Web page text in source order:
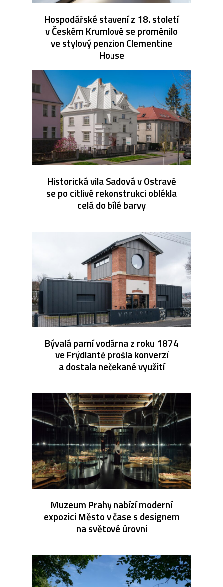
Hospodářské stavení z 18. století
v Českém Krumlově se proměnilo
ve stylový penzion Clementine
House
Historická vila Sadová v Ostravě
se po citlivé rekonstrukci oblékla
celá do bílé barvy
Bývalá parní vodárna z roku 1874
ve Frýdlantě prošla konverzí
a dostala nečekané využití
Muzeum Prahy nabízí moderní
expozici Město v čase s designem
na světové úrovni